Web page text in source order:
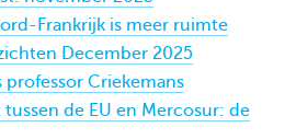
Frankrijk is meer ruimte
December 2025
professor Criekemans
de EU en Mercosur: de